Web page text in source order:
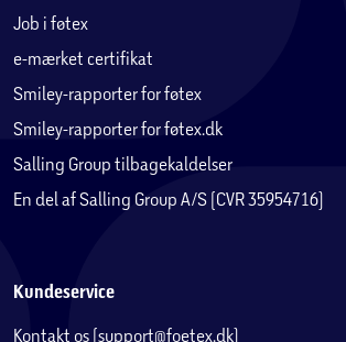
OBS! Varen er assorteret, og bestemt
garanteres
Job i føtex
e-mærket certifikat
Smiley-rapporter for føtex
Smiley-rapporter for føtex.dk
Salling Group tilbagekaldelser
En del af Salling Group A/S (CVR 35954716)
Kundeservice
Kontakt os (support@foetex.dk)